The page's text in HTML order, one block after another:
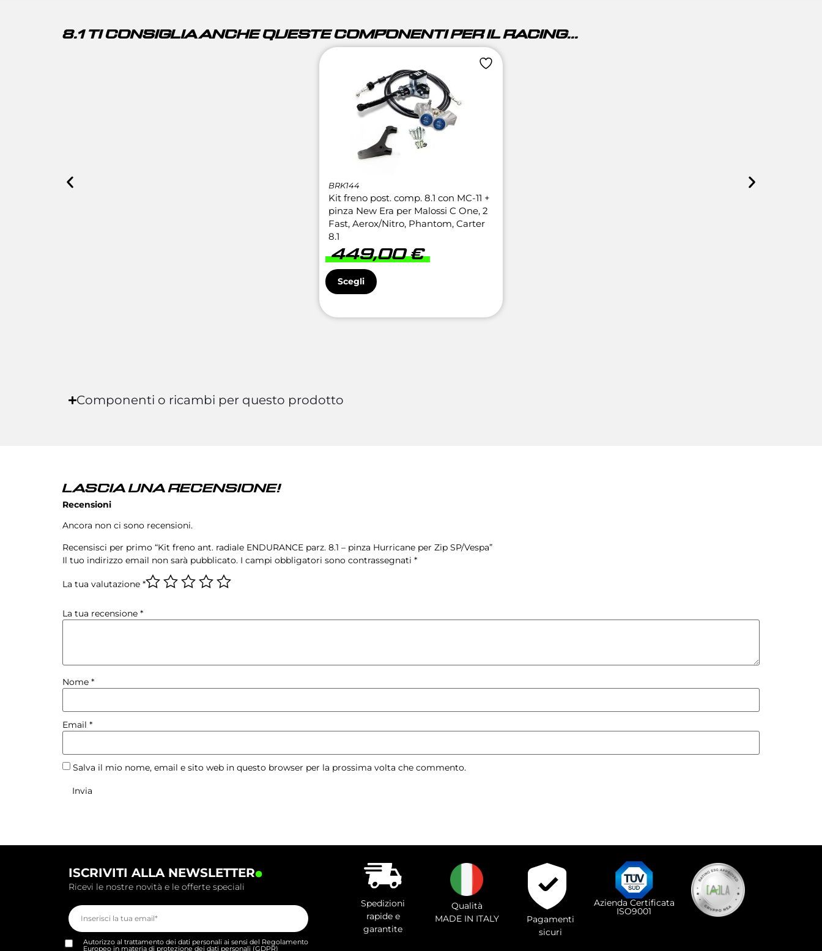
8.1 TI CONSIGLIA ANCHE QUESTE COMPONENTI PER IL RACING...
BRK144
Kit freno post. comp. 8.1 con MC-11 +
pinza New Era per Malossi C One, 2
Fast, Aerox/Nitro, Phantom, Carter
8.1
449,00€
Scegli
Componenti o ricambi per questo prodotto
LASCIA UNA RECENSIONE!
Recensioni
Ancora non ci sono recensioni.
Recensisci per primo “Kit freno ant. radiale ENDURANCE parz. 8.1 – pinza Hurricane per Zip SP/Vespa”
Il tuo indirizzo email non sarà pubblicato. I campi obbligatori sono contrassegnati *
La tua valutazione *
La tua recensione *
Nome *
Email *
Salva il mio nome, email e sito web in questo browser per la prossima volta che commento.
ISCRIVITI ALLA NEWSLETTER.
Ricevi le nostre novità e le offerte speciali
Autorizzo al trattamento dei dati personali ai sensi del Regolamento
Europeo in materia di protezione dei dati personali (GDPR)
Spedizioni
rapide e
garantite
Qualità
MADE IN ITALY
Pagamenti
sicuri
Azienda Certificata
ISO9001